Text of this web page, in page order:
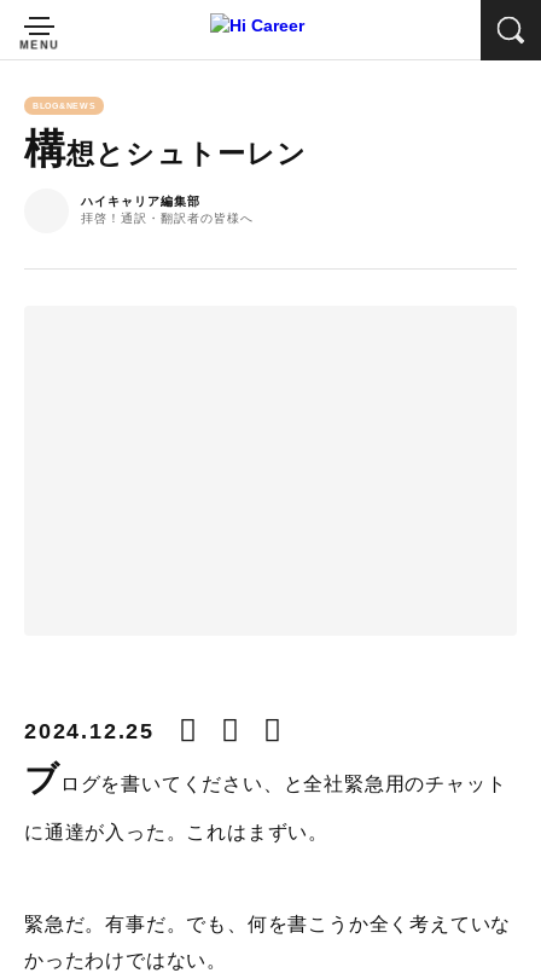
BLOG&NEWS
構想とシュトーレン
ハイキャリア編集部
拝啓！通訳・翻訳者の皆様へ
2024.12.25
ブログを書いてください、と全社緊急用のチャット
に通達が入った。これはまずい。
緊急だ。有事だ。でも、何を書こうか全く考えていな
かったわけではない。